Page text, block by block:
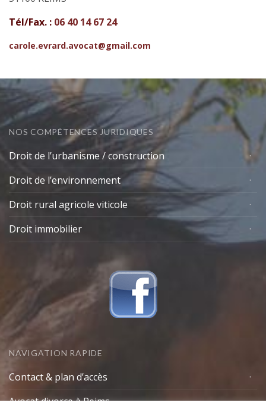
Tél/Fax. : 06 40 14 67 24
carole.evrard.avocat@gmail.com
NOS COMPÉTENCES JURIDIQUES
Droit de l’urbanisme / construction
Droit de l’environnement
Droit rural agricole viticole
Droit immobilier
NAVIGATION RAPIDE
Contact & plan d’accès
Avocat divorce à Reims